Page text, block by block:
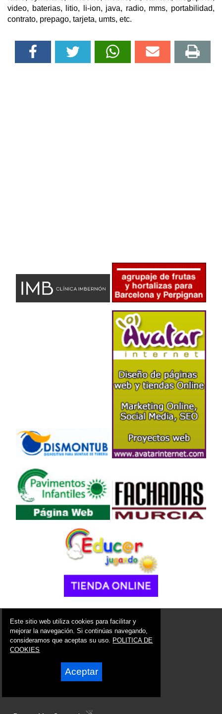
video, baterias, litio, li-ion, java, radio, mms, portabilidad,
contrato, prepago, tarjeta, umts, etc.
© 2006 - 2026 Portal de Aledo Noticias
info@portaldealedo.es
Síguenos en:
Este sitio web utiliza cookies para facilitar y
mejorar la navegación. Si continúas navegando,
consideramos que aceptas su uso. POLITICA DE
COOKIES
Aceptar